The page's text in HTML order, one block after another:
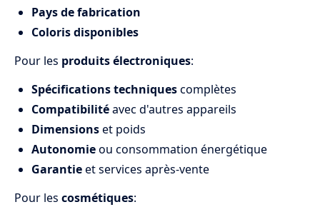
Pays de fabrication
Coloris disponibles
Pour les produits électroniques:
Spécifications techniquescomplètes
Compatibilitéavec d'autres appareils
Dimensionset poids
Autonomieou consommation énergétique
Garantieet services après-vente
Pour les cosmétiques: